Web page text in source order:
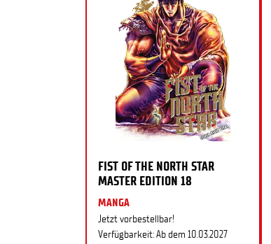
FIST OF THE NORTH STAR
MASTER EDITION 18
MANGA
Jetzt vorbestellbar!
Verfügbarkeit: Ab dem 10.03.2027